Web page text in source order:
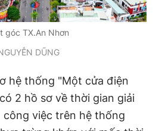
Toàn
trực: Hải Thành
Hưng
Trung
về Báo Thanh Niên. Cấm sao
không có sự chấp thuận bằng văn
JSC.
góc TX.An Nhơn
DŨNG
hệ thống "Một cửa điện
2 hồ sơ về thời gian giải
việc trên hệ thống